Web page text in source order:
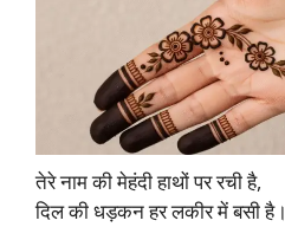
तेरे नाम की मेहंदी हाथों पर रची है,
दिल की धड़कन हर लकीर में बसी है।​